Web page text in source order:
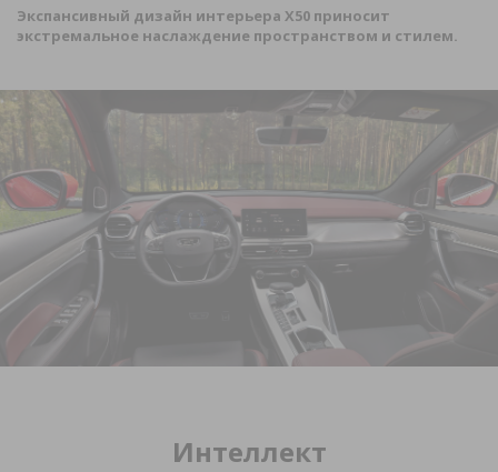
Экспансивный дизайн интерьера X50 приносит
экстремальное наслаждение пространством и стилем.
Интеллект